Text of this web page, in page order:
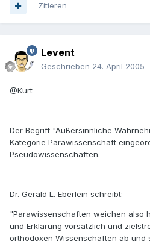
Zitieren
Levent
Geschrieben 24. April 2005
@Kurt
Der Begriff "Außersinnliche
Kategorie Parawissenschaft
Pseudowissenschaften.
Dr. Gerald L. Eberlein schreibt:
"Parawissenschaften weichen also
und Erklärung vorsätzlich und
orthodoxen Wissenschaften ab und